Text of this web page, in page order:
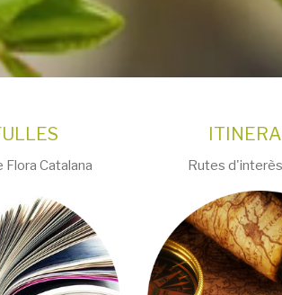
Flora Catalana Rutes